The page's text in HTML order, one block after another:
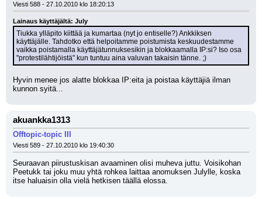
Viesti 588 - 27.10.2010 klo 18:20:13
Lainaus käyttäjältä: July
Tiukka ylläpito kiittää ja kumartaa (nyt jo entiselle?) Ankkiksen
käyttäjälle. Tahdotko että helpoitamme poistumista keskuudestamme
vaikka poistamalla käyttäjätunnuksesikin ja blokkaamalla IP:si? Iso osa
"protestilähtijöistä" kun tuntuu aina valuvan takaisin tänne. ;)
Hyvin menee jos alatte blokkaa IP:eita ja poistaa käyttäjiä ilman
kunnon syitä...
akuankka1313
Offtopic-topic III
Viesti 589 - 27.10.2010 klo 19:40:30
Seuraavan piirustuskisan avaaminen olisi muheva juttu. Voisikohan
Peetukk tai joku muu yhtä rohkea laittaa anomuksen Julylle, koska
itse haluaisin olla vielä hetkisen täällä elossa.